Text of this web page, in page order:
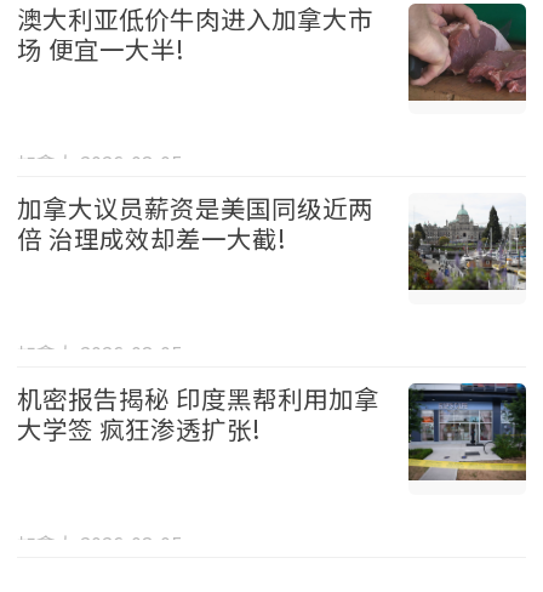
澳大利亚低价牛肉进入加拿大市
场 便宜一大半!
加拿大 2026-08-05
加拿大议员薪资是美国同级近两
倍 治理成效却差一大截!
加拿大 2026-08-05
机密报告揭秘 印度黑帮利用加拿
大学签 疯狂渗透扩张!
加拿大 2026-08-05